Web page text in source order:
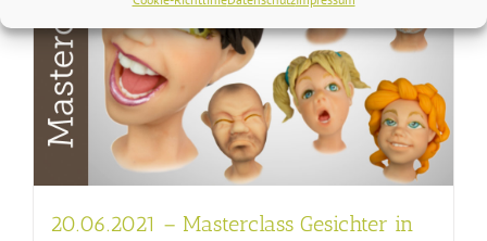
20.06.2021 – Masterclass Gesichter in